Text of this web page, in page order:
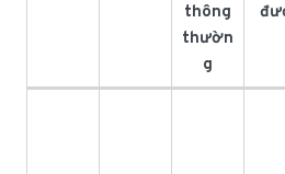
thông
thườn
g